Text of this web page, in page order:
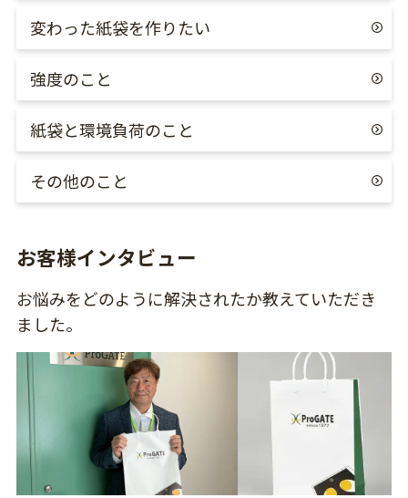
変わった紙袋を作りたい
強度のこと
紙袋と環境負荷のこと
その他のこと
お客様インタビュー
お悩みをどのように解決されたか教えていただき
ました。